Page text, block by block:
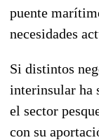
puente
necesidades
Si distintos
interinsular ha
el sector
con su